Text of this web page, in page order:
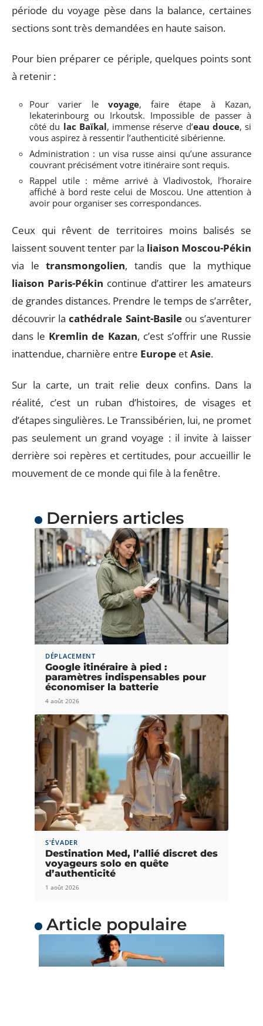
période du voyage pèse dans la balance, certaines
sections sont très demandées en haute saison.
Pour bien préparer ce périple, quelques points sont
à retenir :
Pour varier le voyage, faire étape à Kazan,
Iekaterinbourg ou Irkoutsk. Impossible de passer à
côté du lac Baïkal, immense réserve d’eau douce, si
vous aspirez à ressentir l’authenticité sibérienne.
Administration : un visa russe ainsi qu’une assurance
couvrant précisément votre itinéraire sont requis.
Rappel utile : même arrivé à Vladivostok, l’horaire
affiché à bord reste celui de Moscou. Une attention à
avoir pour organiser ses correspondances.
Ceux qui rêvent de territoires moins balisés se
laissent souvent tenter par la liaison Moscou-Pékin
via le transmongolien, tandis que la mythique
liaison Paris-Pékin continue d’attirer les amateurs
de grandes distances. Prendre le temps de s’arrêter,
découvrir lacathédrale Saint-Basileou s’aventurer
dans le Kremlin de Kazan, c’est s’offrir une Russie
inattendue, charnière entre Europe etAsie.
Sur la carte, un trait relie deux confins. Dans la
réalité, c’est un ruban d’histoires, de visages et
d’étapes singulières. Le Transsibérien, lui, ne promet
pas seulement un grand voyage : il invite à laisser
derrière soi repères et certitudes, pour accueillir le
mouvement de ce monde qui file à la fenêtre.
Derniers articles
DÉPLACEMENT
Google itinéraire à pied :
paramètres indispensables pour
économiser la batterie
4 août 2026
S'ÉVADER
Destination Med, l’allié discret des
voyageurs solo en quête
d’authenticité
1 août 2026
Article populaire
ACTUS